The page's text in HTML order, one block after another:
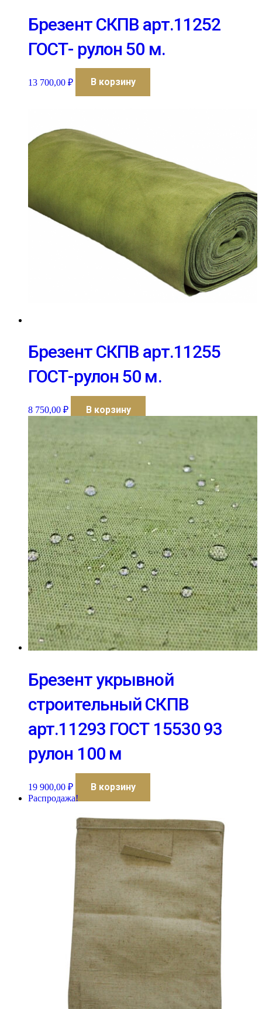
Брезент СКПВ арт.11252
ГОСТ- рулон 50 м.
13 700,00 ₽ В корзину
Брезент СКПВ арт.11255
ГОСТ-рулон 50 м.
8 750,00 ₽ В корзину
Брезент укрывной
строительный СКПВ
арт.11293 ГОСТ 15530 93
рулон 100 м
19 900,00 ₽ В корзину
Распродажа!